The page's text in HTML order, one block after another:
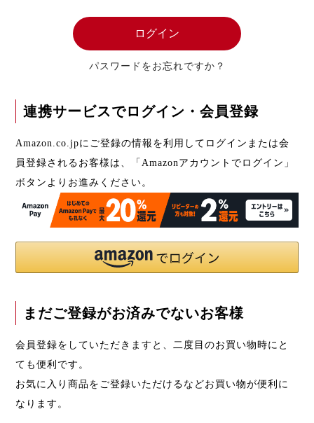
ログイン
パスワードをお忘れですか？
連携サービスでログイン・会員登録
Amazon.co.jpにご登録の情報を利用してログインまたは会
員登録されるお客様は、「Amazonアカウントでログイン」
ボタンよりお進みください。
まだご登録がお済みでないお客様
会員登録をしていただきますと、二度目のお買い物時にと
ても便利です。
お気に入り商品をご登録いただけるなどお買い物が便利に
なります。